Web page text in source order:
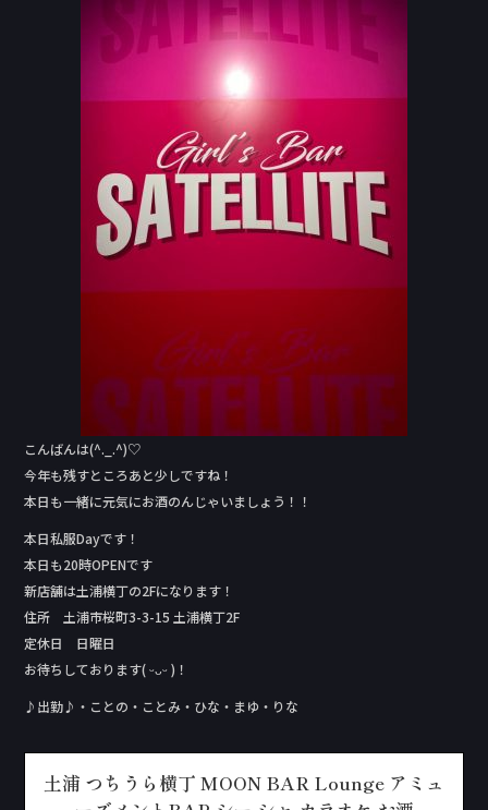
c
e
o
e
こんばんは(^._.^)♡
今年も残すところあと少しですね！
本日も一緒に元気にお酒のんじゃいましょう！！
本日私服Day‬です！
本日も20時OPENです
新店舗は土浦横丁の2Fになります！
住所 土浦市桜町3-3-15 土浦横丁2F
定休日 日曜日
お待ちしております( ᵕᴗᵕ )！
♪出勤♪・ことの・ことみ・ひな・まゆ・りな
土浦 つちうら横丁 MOON BAR Lounge アミュ